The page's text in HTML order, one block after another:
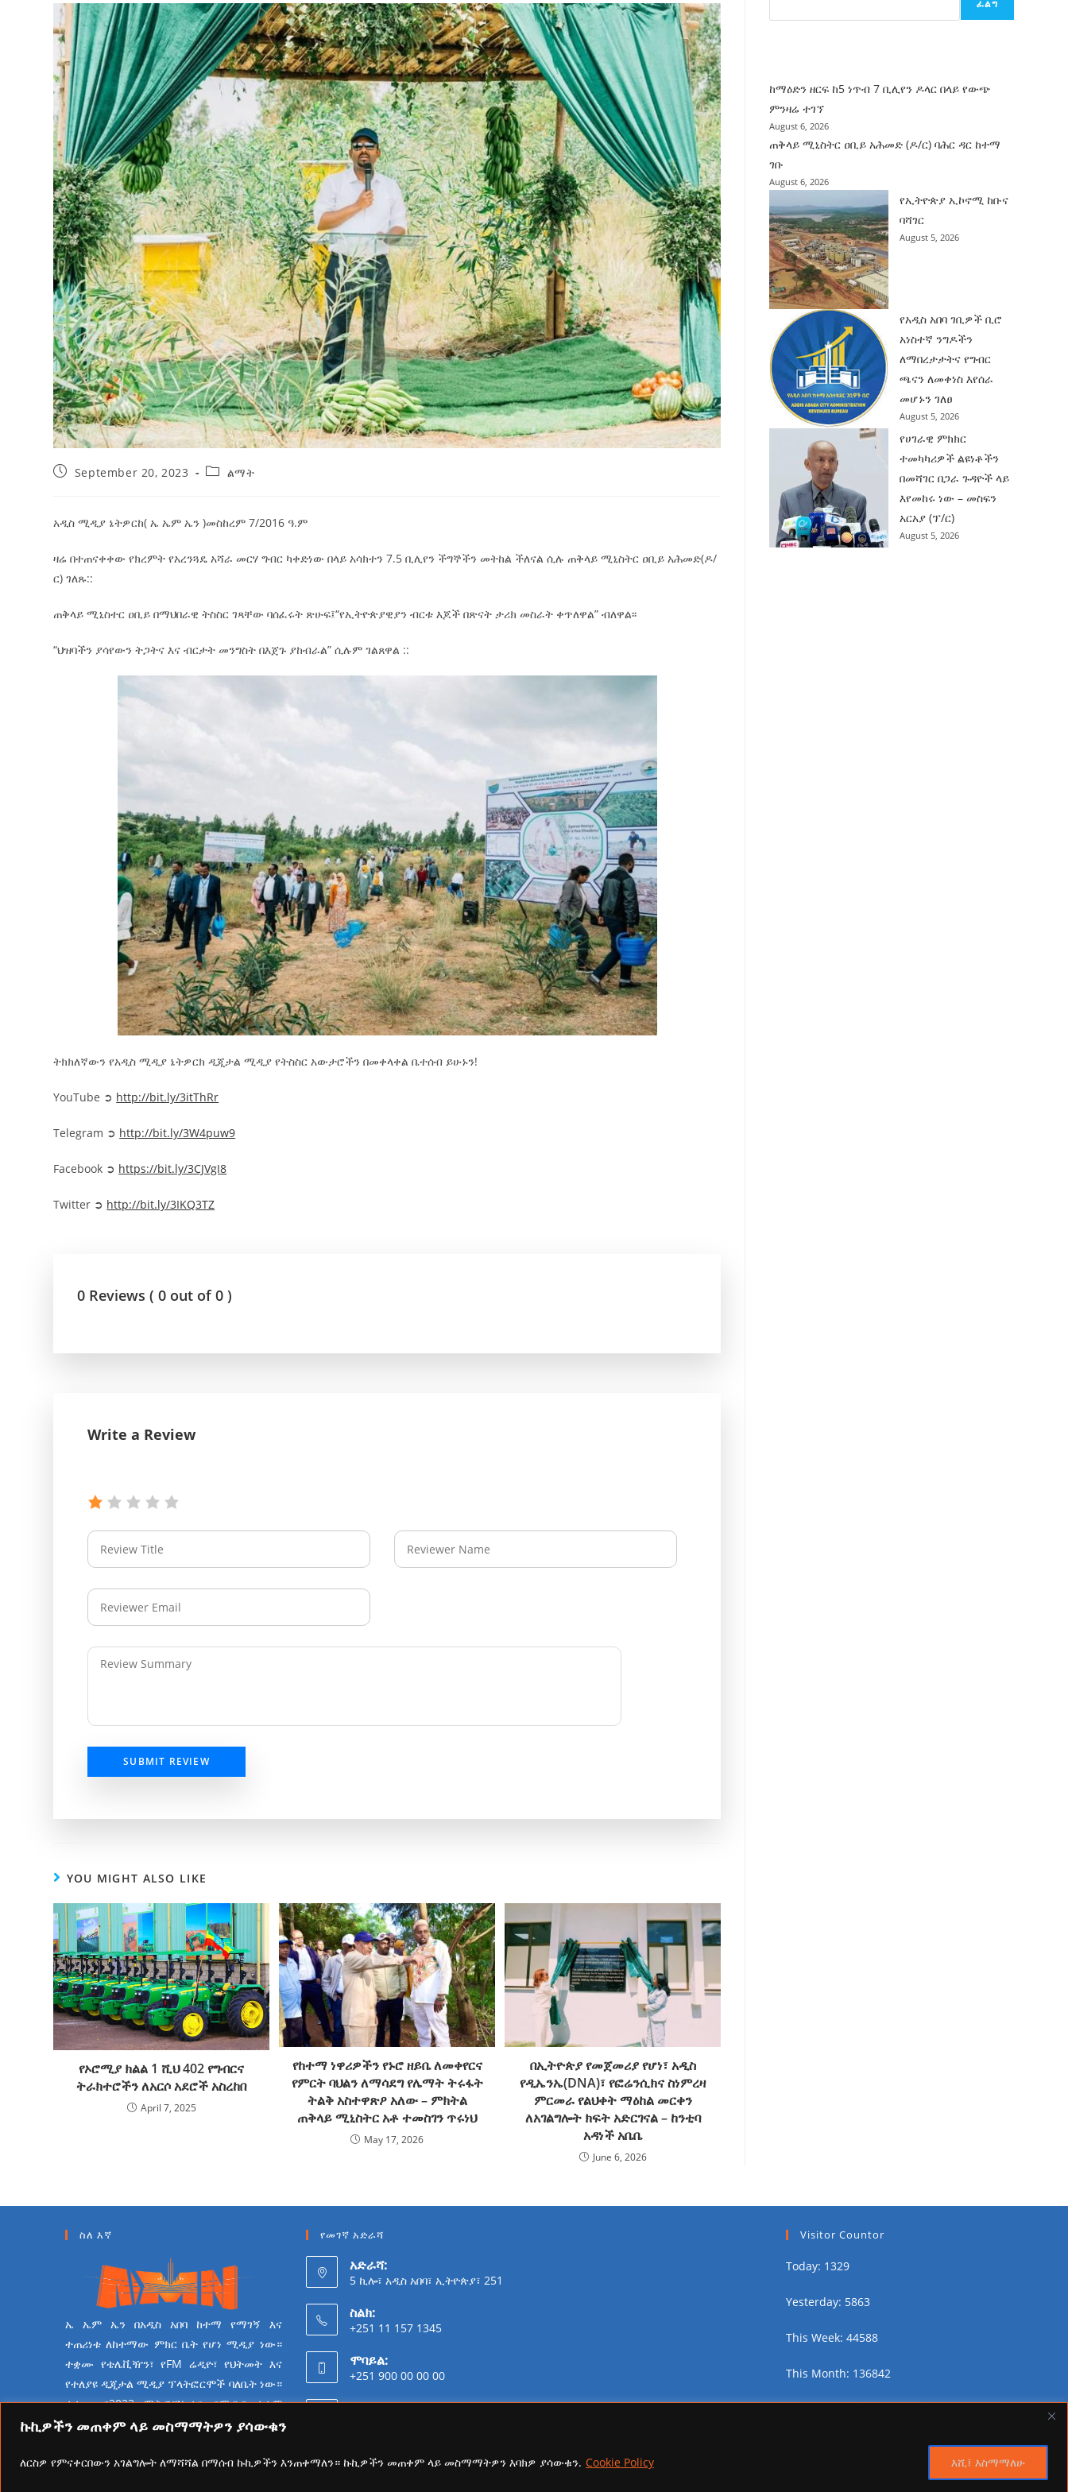
ኩኪዎችን መጠቀም ላይ መስማማትዎን ያሳውቁን
ለርስዎ የምናቀርበውን አገልግሎት ለማሻሻል በማሰብ ኩኪዎችን እንጠቀማለን። ኩኪዎችን መጠቀም ላይ መስማማትዎን እባክዎ ያሳውቁን. Cookie Policy እሺ፤ እስማማለሁ
የኢትዮጵያ ኢኮኖሚ ከቡና ባሻገር
August 5, 2026
የቤኒን የዲጂታል ትራንስፎርሜሽን እና ኢኖቬሽን
ሚኒስትር ማሁና አክፕሎጋን የኢፌዴሪ መሶብ
አገልግሎትን ጎበኙ
August 5, 2026
2ኛው የአዲስ ሚዲያ ኔትዎርክ አመራሮች እና
ሠራተኞች ስፖርት ፌስቲቫል በቴሌቪዥን ዘርፍ
አሸናፊነት ተጠናቀቀ
August 1, 2026
ተቃውሞ የበዛበት የፊፋ አዲሱ እቅድ
July 30, 2026
አዲስ ሚዲያ ኔትዎርክ በይዘት ስራዎቹ የሀሰት
ትርክትን በማረም እና የወል ትርክትን በመገንባት
ሃላፊነቱን እየተወጣ ይገኛል
AmnAdmin October 17, 2025
September 20, 2023 ልማት
አዲስ ሚዲያ ኔትዎርከ( ኤ ኤም ኤን )መስከረም 7/2016 ዓ.ም
ዛሬ በተጠናቀቀው የክረምት የአረንጓዴ አሻራ መርሃ ግብር ካቀድነው በላይ አሳክተን 7.5 ቢሊየን ችግኞችን መትከል ችለናል ሲሉ ጠቅላይ ሚኒስትር ዐቢይ አሕመድ(ዶ/
ር) ገለጹ::
ጠቅላይሚኒስተር ዐቢይ በማህበራዊ ትስስር ገጻቸው ባሰፈሩት ጽሁፍ፤“የኢትዮጵያዊያን ብርቱ እጆች በጽናት ታሪክ መስራት ቀጥለዋል” ብለዋል፡፡
“ህዝባችን ያሳየውን ትጋትና እና ብርታት መንግስት በእጀጉ ያከብራል” ሲሉም ገልጸዋል ::
ትክክለኛውን የአዲስ ሚዲያ ኔትዎርክ ዲጂታል ሚዲያ የትስስር አውታሮችን በመቀላቀል ቤተሰብ ይሁኑን!
YouTube ➲ http://bit.ly/3itThRr
Telegram ➲ http://bit.ly/3W4puw9
Facebook ➲ https://bit.ly/3CJVgI8
Twitter ➲ http://bit.ly/3IKQ3TZ
0 Reviews ( 0 out of 0 )
Write a Review
SUBMIT REVIEW
YOU MIGHT ALSO LIKE
የኦሮሚያ ክልል 1 ሺህ 402 የግብርና
ትራክተሮችን ለአርሶ አደሮች አስረከበ
April 7, 2025
የከተማ ነዋሪዎችን የኑሮ ዘይቤ ለመቀየርና
የምርት ባህልን ለማሳደግ የሌማት ትሩፋት
ትልቅ አስተዋጽዖ አለው – ምክትል
ጠቅላይ ሚኒስትር አቶ ተመስገን ጥሩነህ
May 17, 2026
በኢትዮጵያ የመጀመሪያ የሆነ፣ አዲስ
የዲኤንኤ(DNA)፣ የፎሬንሲክና ስነምረዛ
ምርመራ የልህቀት ማዕከል መርቀን
ለአገልግሎት ክፍት አድርገናል – ከንቲባ
አዳነች አቤቤ
June 6, 2026
ፈልግ
ከማዕድን ዘርፍ ከ5 ነጥብ 7 ቢሊየን ዶላር በላይ የውጭ
ምንዛሬ ተገኘ
August 6, 2026
ጠቅላይ ሚኒስትር ዐቢይ አሕመድ (ዶ/ር) ባሕር ዳር ከተማ
ገቡ
August 6, 2026
የኢትዮጵያ ኢኮኖሚ ከቡና
ባሻገር
August 5, 2026
የአዲስ አበባ ገቢዎች ቢሮ
አነስተኛ ንግዶችን
ለማበረታታትና የግብር
ጫናን ለመቀነስ እየሰራ
መሆኑን ገለፀ
August 5, 2026
የሀገራዊ ምክክር
ተመካካሪዎች ልዩነቶችን
በመሻገር በጋራ ጉዳዮች ላይ
እየመከሩ ነው – መስፍን
አርአያ (ፕ/ር)
August 5, 2026
ስለ እኛ
ኤ ኤም ኤን በአዲስ አበባ ከተማ የማገኝ እና
ተጠሪነቱ ለከተማው ምክር ቤት የሆነ ሚዲያ ነው።
ተቋሙ የቴሌቪዥን፣ የFM ሬዲዮ፣ የህትመት እና
የተለያዩ ዲጂታል ሚዲያ ፕላትፎርሞች ባለቤት ነው።
ተቋሙ በ2023 ሜትሮፖሊታን የሚዲያ ተቋም
የመሆን ራዕይ ሰንቆ የይዘት
የመገኛ አድራሻ
አድራሻ:
5 ኪሎ፣ አዲስ አበባ፣ ኢትዮጵያ፣ 251
ስልክ:
+251 11 157 1345
ሞባይል:
+251 900 00 00 00
ፋክስ:
ኢሜይል:
addisaammaa@gmail.com
Visitor Countor
Today: 1329
Yesterday: 5863
This Week: 44588
This Month: 136842